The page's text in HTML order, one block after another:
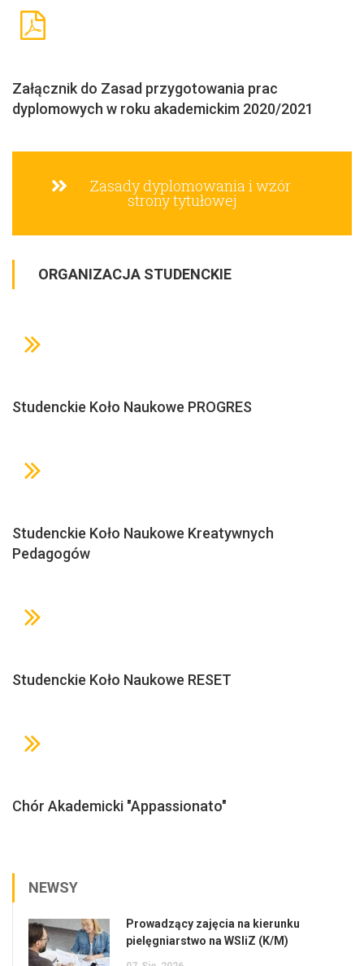
Załącznik do Zasad przygotowania prac
dyplomowych w roku akademickim 2020/2021
Zasady dyplomowania i wzór
strony tytułowej
ORGANIZACJA STUDENCKIE
Studenckie Koło Naukowe PROGRES
Studenckie Koło Naukowe Kreatywnych
Pedagogów
Studenckie Koło Naukowe RESET
Chór Akademicki "Appassionato"
NEWSY
Prowadzący zajęcia na kierunku
pielęgniarstwo na WSIiZ (K/M)